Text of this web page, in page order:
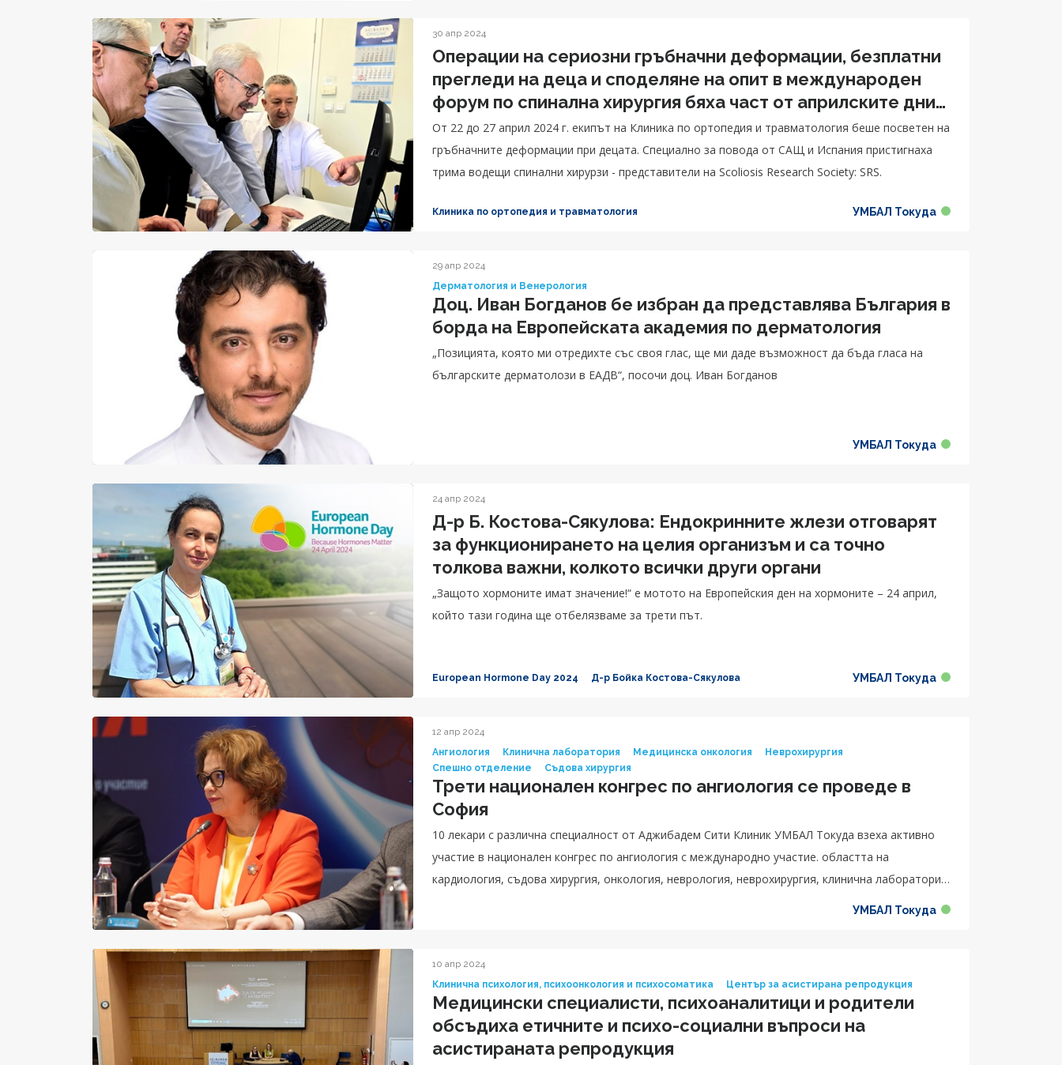
30 апр 2024
Операции на сериозни гръбначни деформации, безплатни
прегледи на деца и споделяне на опит в международен
форум по спинална хирургия бяха част от априлските дни
на сколиоза в Клиника по ортопедия и травматология
От 22 до 27 април 2024 г. екипът на Клиника по ортопедия и травматология беше посветен на
гръбначните деформации при децата. Специално за повода от САЩ и Испания пристигнаха
трима водещи спинални хирурзи - представители на Scoliosis Research Society: SRS.
Клиника по ортопедия и травматология УМБАЛ Токуда
29 апр 2024
Дерматология и Венерология
Доц. Иван Богданов бе избран да представлява България в
борда на Европейската академия по дерматология
„Позицията, която ми отредихте със своя глас, ще ми даде възможност да бъда гласа на
българските дерматолози в ЕАДВ“, посочи доц. Иван Богданов
УМБАЛ Токуда
24 апр 2024
Д-р Б. Костова-Сякулова: Ендокринните жлези отговарят
за функционирането на целия организъм и са точно
толкова важни, колкото всички други органи
„Защото хормоните имат значение!“ е мотото на Европейския ден на хормоните – 24 април,
който тази година ще отбелязваме за трети път.
European Hormone Day 2024 Д-р Бойка Костова-Сякулова УМБАЛ Токуда
12 апр 2024
Ангиология
Клинична лаборатория Медицинска онкология
Неврохирургия
Спешно отделение
Съдова хирургия
Трети национален конгрес по ангиология се проведе в
София
10 лекари с различна специалност от Аджибадем Сити Клиник УМБАЛ Токуда взеха активно
участие в национален конгрес по ангиология с международно участие. областта на
кардиология, съдова хирургия, онкология, неврология, неврохирургия, клинична лаборатория,
УМБАЛ Токуда
10 апр 2024
Клинична психология, психоонкология и психосоматика
Център за асистирана репродукция
Медицински специалисти, психоаналитици и родители
обсъдиха етичните и психо-социални въпроси на
асистираната репродукция